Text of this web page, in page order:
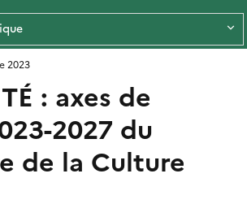
: axes de
2027 du
de la Culture
2023